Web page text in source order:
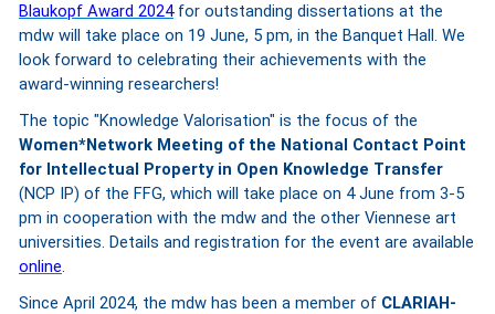
Blaukopf Award 2024for outstanding dissertations at the
mdw will take place on 19 June, 5 pm, in the Banquet Hall. We
look forward to celebrating their achievements with the
award-winning researchers!
The topic "Knowledge Valorisation" is the focus of the
Women*Network Meeting of the National Contact Point
for Intellectual Property in Open Knowledge Transfer
(NCP IP) of the FFG, which will take place on 4 June from 3-5
pm in cooperation with the mdw and the other Viennese art
universities. Details and registration for the event are available
online.
Since April 2024, the mdw has been a member of CLARIAH-